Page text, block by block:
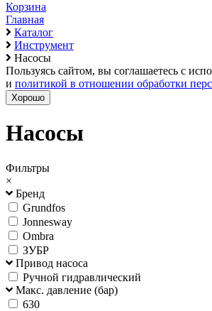
Корзина
Главная
Каталог
Инструмент
Насосы
Пользуясь сайтом, вы соглашаетесь с
и политикой в отношении обработки
Хорошо
Насосы
Фильтры
×
Бренд
Grundfos
Jonnesway
Ombra
ЗУБР
Привод насоса
Ручной гидравлический
Макс. давление (бар)
630